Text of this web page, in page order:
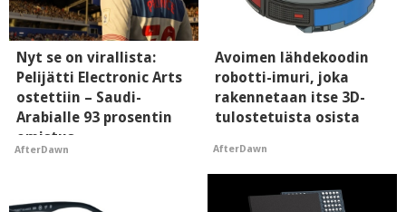
Nyt se on virallista:
Pelijätti Electronic Arts
ostettiin – Saudi-
Arabialle 93 prosentin
omistus
AfterDawn
Avoimen lähdekoodin
robotti-imuri, joka
rakennetaan itse 3D-
tulostetuista osista
AfterDawn